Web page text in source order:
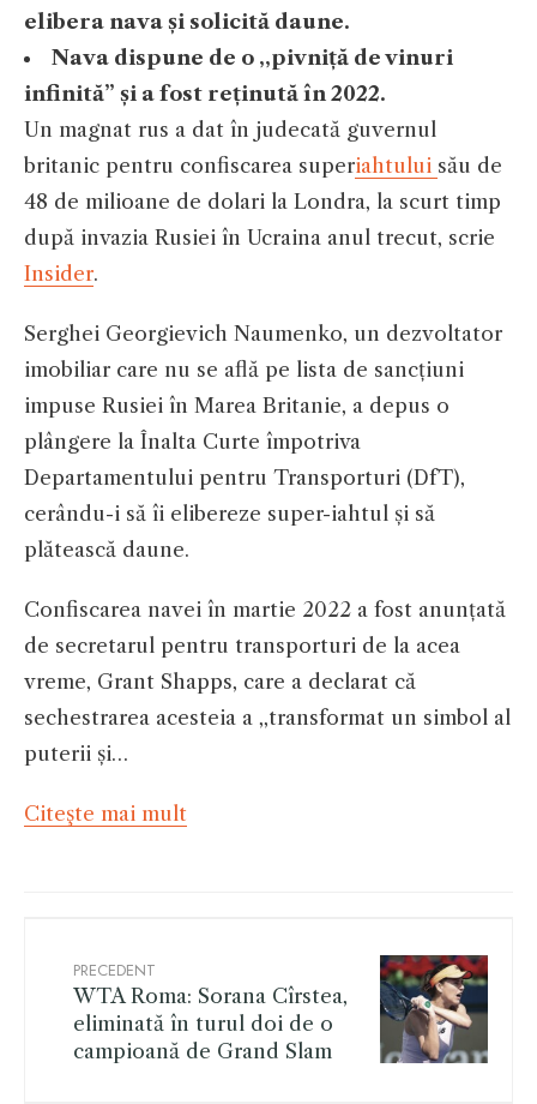
elibera nava și solicită daune.
Nava dispune de o ,,pivniță de vinuri
infinită” și a fost reținută în 2022.
Un magnat rus a dat în judecată guvernul
britanic pentru confiscarea superiahtului său de
48 de milioane de dolari la Londra, la scurt timp
după invazia Rusiei în Ucraina anul trecut, scrie
Insider.
Serghei Georgievich Naumenko, un dezvoltator
imobiliar care nu se află pe lista de sancțiuni
impuse Rusiei în Marea Britanie, a depus o
plângere la Înalta Curte împotriva
Departamentului pentru Transporturi (DfT),
cerându-i să îi elibereze super-iahtul și să
plătească daune.
Confiscarea navei în martie 2022 a fost anunțată
de secretarul pentru transporturi de la acea
vreme, Grant Shapps, care a declarat că
sechestrarea acesteia a ,,transformat un simbol al
puterii și…
Citeşte mai mult
PRECEDENT
WTA Roma: Sorana Cîrstea,
eliminată în turul doi de o
campioană de Grand Slam